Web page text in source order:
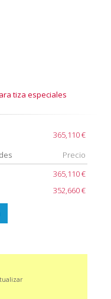
tiza especiales
365,110 €
Precio
365,110 €
352,660 €